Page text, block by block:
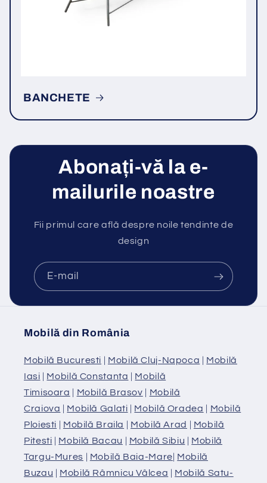
BANCHETE
Abonați-vă la e-
mailurile noastre
Fii primul care află despre noile tendinte de
design
E-mail
Mobilă din România
Mobilă Bucuresti | Mobilă Cluj-Napoca | Mobilă
Iasi | Mobilă Constanta | Mobilă
Timisoara | Mobilă Brasov | Mobilă
Craiova | Mobilă Galati | Mobilă Oradea | Mobilă
Ploiesti | Mobilă Braila | Mobilă Arad | Mobilă
Pitesti | Mobilă Bacau | Mobilă Sibiu | Mobilă
Targu-Mures | Mobilă Baia-Mare| Mobilă
Buzau | Mobilă Râmnicu Vâlcea | Mobilă Satu-